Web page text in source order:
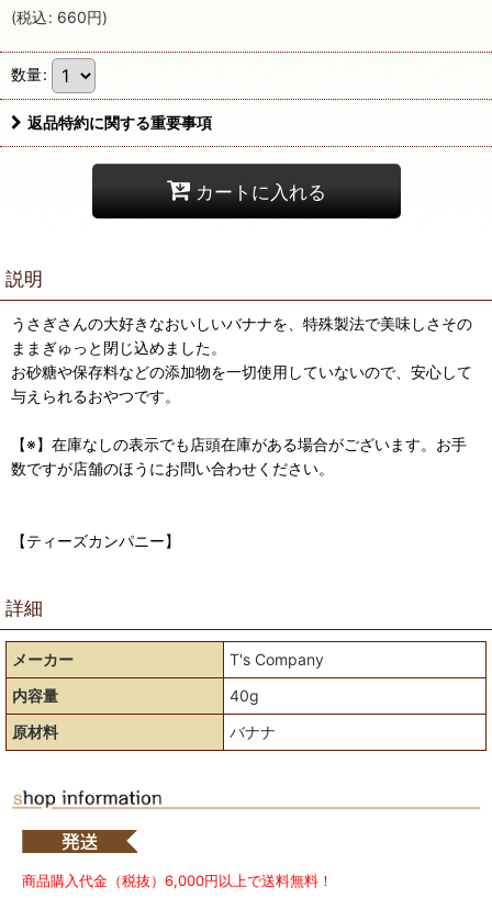
(税込: 660円)
数量:
返品特約に関する重要事項
カートに入れる
説明
うさぎさんの大好きなおいしいバナナを、特殊製法で美味しさその
ままぎゅっと閉じ込めました。
お砂糖や保存料などの添加物を一切使用していないので、安心して
与えられるおやつです。
【※】在庫なしの表示でも店頭在庫がある場合がございます。お手
数ですが店舗のほうにお問い合わせください。
【ティーズカンパニー】
詳細
メーカー
T's Company
内容量
40g
原材料
バナナ
商品購入代金（税抜）6,000円以上で送料無料！